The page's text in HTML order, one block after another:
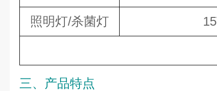
照明灯/杀菌灯
三、产品特点